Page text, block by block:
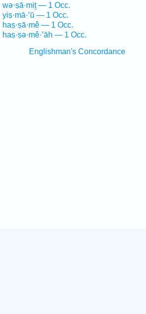
wə·ṣā·miṯ — 1 Occ.
yiṣ·mā·’ū — 1 Occ.
haṣ·ṣā·mê — 1 Occ.
haṣ·ṣə·mê·’āh — 1 Occ.
Englishman's Concordance